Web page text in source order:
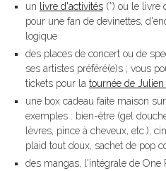
un livre d'activités (*) ou le livre
pour une fan de devinettes,
logique
des places de concert ou de
ses artistes préféré(e)s ; vous
tickets pour la tournée de Julien
une box cadeau faite maison
exemples : bien-être (gel
lèvres, pince à cheveux, etc.),
plaid tout doux, sachet de pop
des mangas, l'intégrale de One